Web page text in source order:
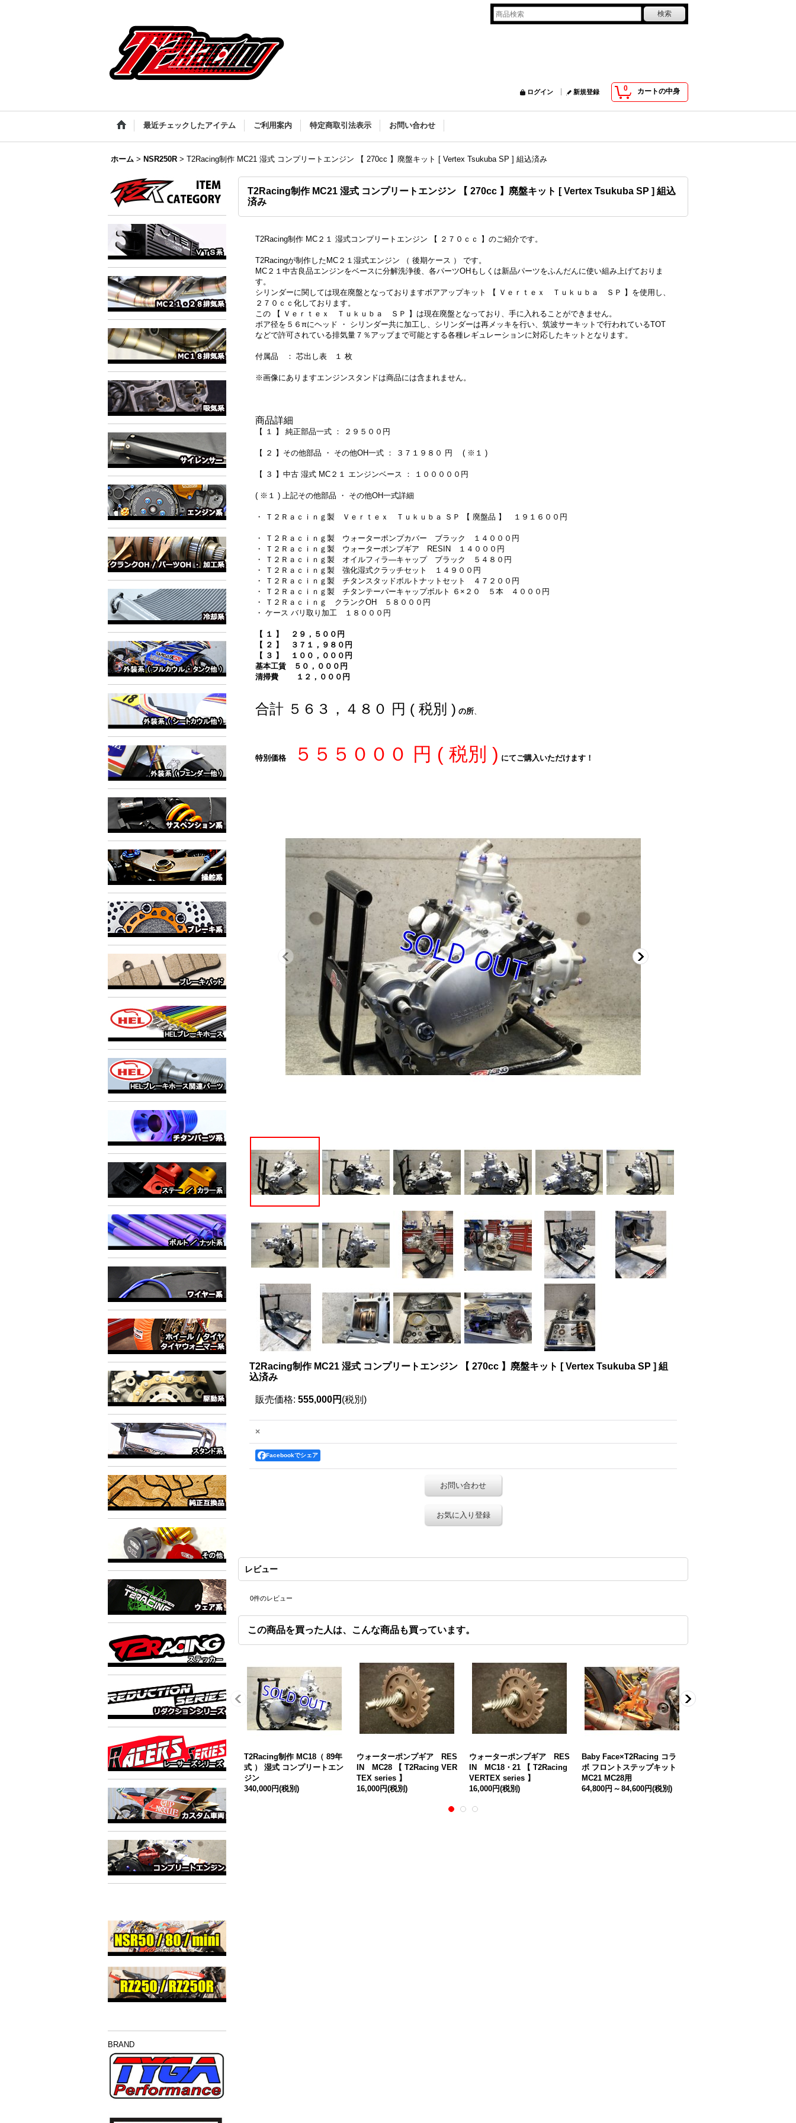
0 カートの中身
ログイン 新規登録
最近チェックしたアイテム ご利用案内 特定商取引法表示 お問い合わせ
ホーム > NSR250R > T2Racing制作 MC21 湿式 コンプリートエンジン 【 270cc 】廃盤キット [ Vertex Tsukuba SP ] 組込済み
BRAND
T2Racing制作 MC21 湿式 コンプリートエンジン 【 270cc 】廃盤キット [ Vertex Tsukuba SP ] 組込
済み
T2Racing制作 MC２１ 湿式コンプリートエンジン 【 ２７０ｃｃ 】のご紹介です。
T2Racingが制作したMC２１湿式エンジン （ 後期ケース ） です。
MC２１中古良品エンジンをベースに分解洗浄後、各パーツOHもしくは新品パーツをふんだんに使い組み上げておりま
す。
シリンダーに関しては現在廃盤となっておりますボアアップキット 【 Ｖｅｒｔｅｘ Ｔｕｋｕｂａ ＳＰ 】を使用し、
２７０ｃｃ化しております。
この 【 Ｖｅｒｔｅｘ Ｔｕｋｕｂａ ＳＰ 】は現在廃盤となっており、手に入れることができません。
ボア径を５６πにヘッド ・ シリンダー共に加工し、シリンダーは再メッキを行い、筑波サーキットで行われているTOT
などで許可されている排気量７％アップまで可能とする各種レギュレーションに対応したキットとなります。
付属品 ： 芯出し表 １ 枚
※画像にありますエンジンスタンドは商品には含まれません。
商品詳細
【 １ 】 純正部品一式 ： ２９５００円
【 ２ 】その他部品 ・ その他OH一式 ： ３７１９８０ 円 ( ※１ )
【 ３ 】中古 湿式 MC２１ エンジンベース ： １０００００円
( ※１ ) 上記その他部品 ・ その他OH一式詳細
・ Ｔ２Ｒａｃｉｎｇ製 Ｖｅｒｔｅｘ Ｔｕｋｕｂａ ＳＰ 【 廃盤品 】 １９１６００円
・ Ｔ２Ｒａｃｉｎｇ製 ウォーターポンプカバー ブラック １４０００円
・ Ｔ２Ｒａｃｉｎｇ製 ウォーターポンプギア RESIN １４０００円
・ Ｔ２Ｒａｃｉｎｇ製 オイルフィラ―キャップ ブラック ５４８０円
・ Ｔ２Ｒａｃｉｎｇ製 強化湿式クラッチセット １４９００円
・ Ｔ２Ｒａｃｉｎｇ製 チタンスタッドボルトナットセット ４７２００円
・ Ｔ２Ｒａｃｉｎｇ製 チタンテーパーキャップボルト ６×２０ ５本 ４０００円
・
Ｔ２Ｒａｃｉｎｇ
クランクOH ５８０００円
・ ケース バリ取り加工 １８０００円
【 １ 】 ２９，５００円
【 ２ 】 ３７１，９８０円
【 ３ 】 １００，０００円
基本工賃 ５０，０００円
清掃費 １２，０００円
合計 ５６３，４８０ 円 ( 税別 ) の所、
特別価格 ５５５０００ 円 ( 税別 ) にてご購入いただけます！
T2Racing制作 MC21 湿式 コンプリートエンジン 【 270cc 】廃盤キット [ Vertex Tsukuba SP ] 組
込済み
販売価格: 555,000円 (税別)
×
Facebookでシェア
お問い合わせ
お気に入り登録
レビュー
0件のレビュー
この商品を買った人は、こんな商品も買っています。
T2Racing制作 MC18（ 89年
式 ） 湿式 コンプリートエン
ジン
340,000円(税別)
ウォーターポンプギア RES
IN MC28 【 T2Racing VER
TEX series 】
16,000円(税別)
ウォーターポンプギア RES
IN MC18・21 【 T2Racing
VERTEX series 】
16,000円(税別)
Baby Face×T2Racing コラ
ボ フロントステップキット
MC21 MC28用
64,800円 ～ 84,600円(税別)